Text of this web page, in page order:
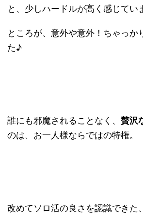
と、少しハードルが高く感じてい
ところが、意外や意外！ちゃっか
た♪
誰にも邪魔されることなく、 贅沢
のは、お一人様ならではの特権。
改めてソロ活の良さを認識できた